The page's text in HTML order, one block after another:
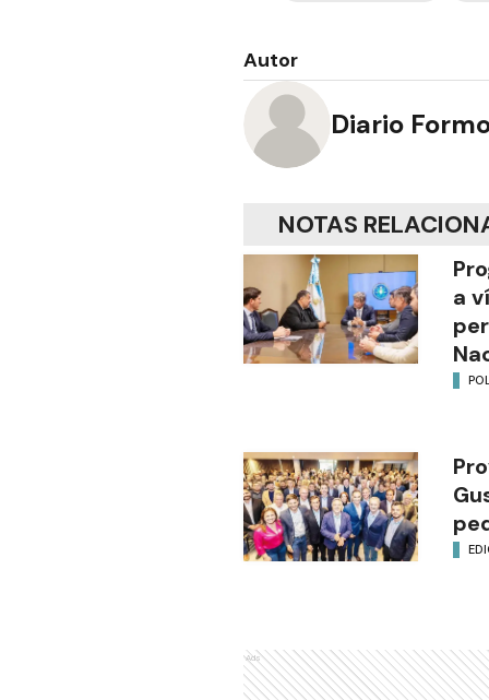
Autor
Diario
NOTAS
a
Ads